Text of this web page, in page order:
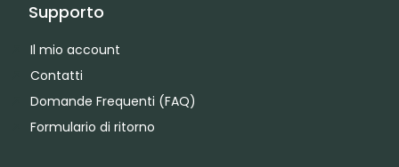
Supporto
Il mio account
Contatti
Domande Frequenti (FAQ)
Formulario di ritorno